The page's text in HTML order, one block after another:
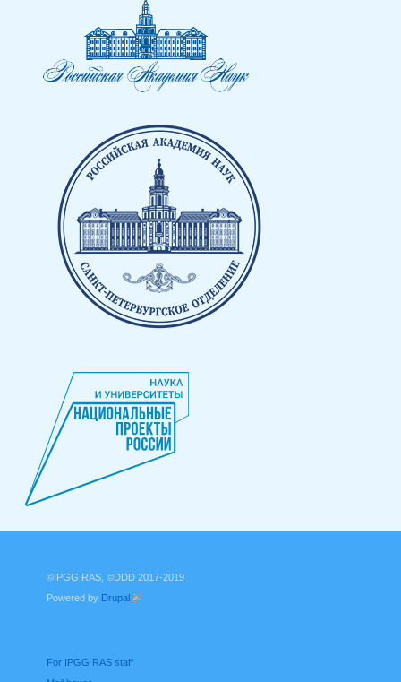
©IPGG RAS, ©DDD 2017-2019
Powered by Drupal
For IPGG RAS staff